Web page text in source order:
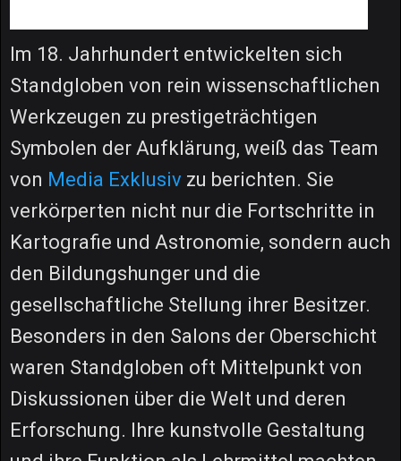
Im 18. Jahrhundert entwickelten sich
Standgloben von rein wissenschaftlichen
Werkzeugen zu prestigeträchtigen
Symbolen der Aufklärung, weiß das Team
von Media Exklusiv zu berichten. Sie
verkörperten nicht nur die Fortschritte in
Kartografie und Astronomie, sondern auch
den Bildungshunger und die
gesellschaftliche Stellung ihrer Besitzer.
Besonders in den Salons der Oberschicht
waren Standgloben oft Mittelpunkt von
Diskussionen über die Welt und deren
Erforschung. Ihre kunstvolle Gestaltung